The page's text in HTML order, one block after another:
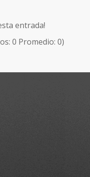
entrada!
0 Promedio:0)